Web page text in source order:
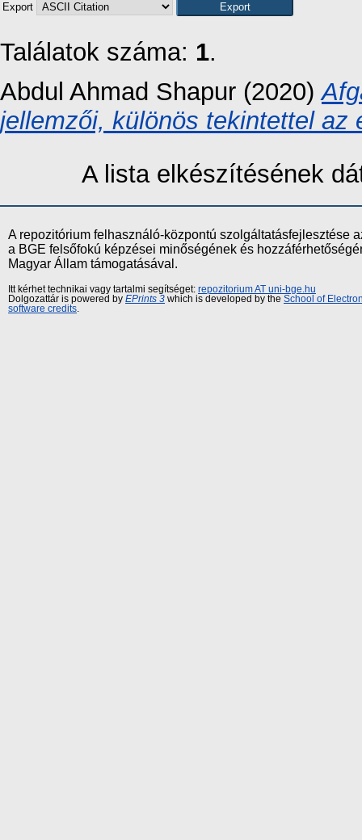
Export
Találatok száma: 1.
Abdul Ahmad Shapur (2020)
jellemzői, különös tekintettel az
A lista elkészítésének
A repozitórium felhasználó-központú szolgáltatásfejlesztése
a BGE felsőfokú képzései minőségének és
Magyar Állam támogatásával.
Itt kérhet technikai vagy tartalmi segítséget: repozitorium AT uni-bge.hu
Dolgozattár is powered by EPrints 3 which is developed by the School of
software credits